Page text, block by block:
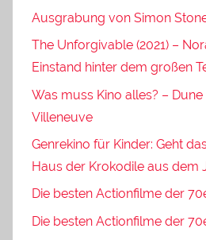
Ausgrabung von Simon
The Unforgivable (2021) –
Einstand hinter dem großen
Was muss Kino alles? – Dune
Villeneuve
Genrekino für Kinder: Geht
Haus der Krokodile aus dem
Die besten Actionfilme der
Die besten Actionfilme der